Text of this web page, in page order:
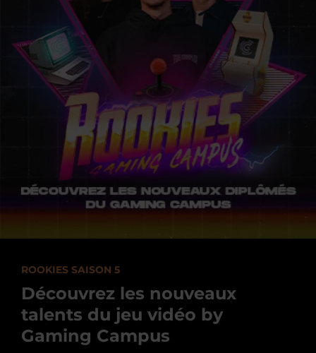
ROOKIES SAISON 5
Découvrez les nouveaux
talents du jeu vidéo by
Gaming Campus